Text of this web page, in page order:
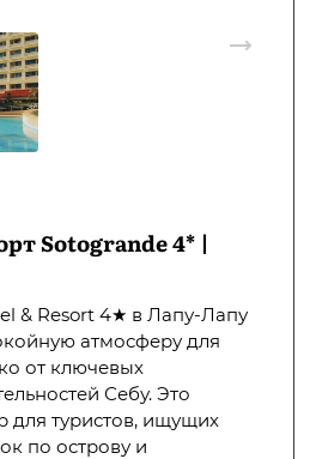
Sotogrande 4* |
& Resort 4★ в Лапу-Лапу
атмосферу для
от ключевых
Себу. Это
для туристов, ищущих
по острову и